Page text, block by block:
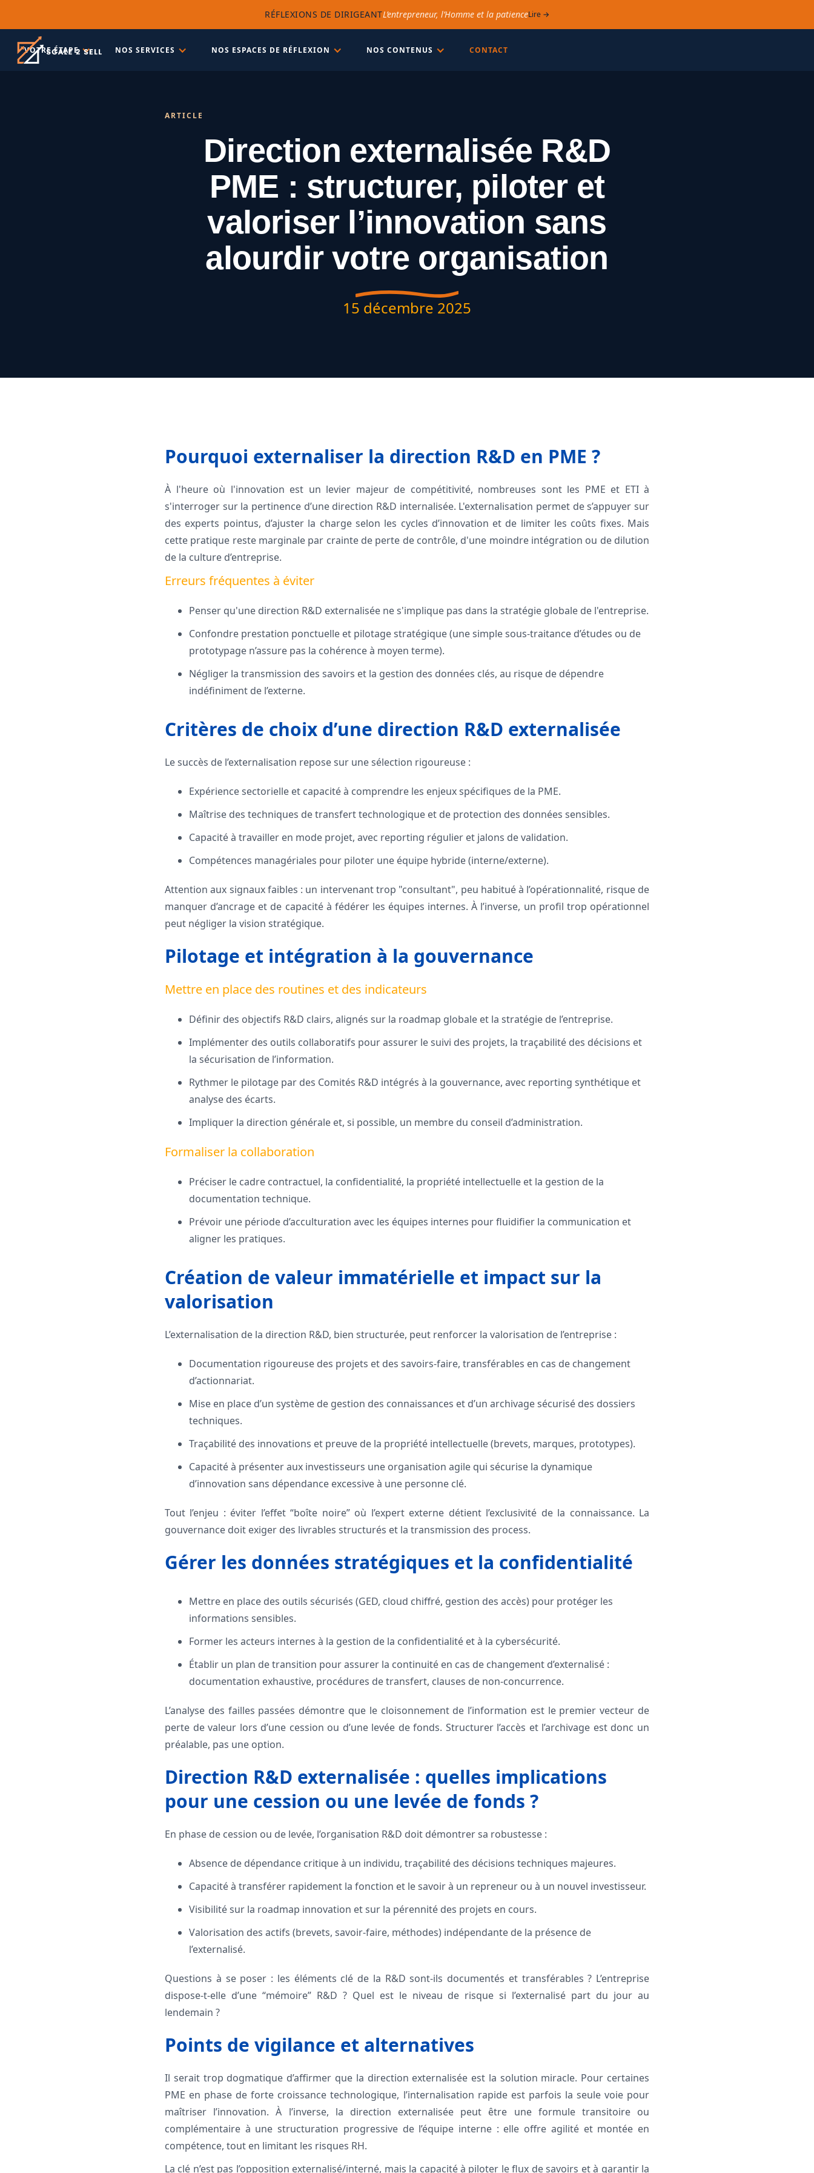
RÉFLEXIONS DE DIRIGEANTL’entrepreneur, l’Homme et la patienceLire →
VOTRE ÉTAPE NOS SERVICES NOS ESPACES DE RÉFLEXION NOS CONTENUS CONTACT
ARTICLE
Direction externalisée R&D
PME : structurer, piloter et
valoriser l’innovation sans
alourdir votre organisation
15 décembre 2025
Pourquoi externaliser la direction R&D en PME ?
À l'heure où l'innovation est un levier majeur de compétitivité, nombreuses sont les PME et ETI à
s'interroger sur la pertinence d’une direction R&D internalisée. L'externalisation permet de s’appuyer sur
des experts pointus, d’ajuster la charge selon les cycles d’innovation et de limiter les coûts fixes. Mais
cette pratique reste marginale par crainte de perte de contrôle, d'une moindre intégration ou de dilution
de la culture d’entreprise.
Erreurs fréquentes à éviter
Penser qu'une direction R&D externalisée ne s'implique pas dans la stratégie globale de l'entreprise.
Confondre prestation ponctuelle et pilotage stratégique (une simple sous-traitance d’études ou de
prototypage n’assure pas la cohérence à moyen terme).
Négliger la transmission des savoirs et la gestion des données clés, au risque de dépendre
indéfiniment de l’externe.
Critères de choix d’une direction R&D externalisée
Le succès de l’externalisation repose sur une sélection rigoureuse :
Expérience sectorielle et capacité à comprendre les enjeux spécifiques de la PME.
Maîtrise des techniques de transfert technologique et de protection des données sensibles.
Capacité à travailler en mode projet, avec reporting régulier et jalons de validation.
Compétences managériales pour piloter une équipe hybride (interne/externe).
Attention aux signaux faibles : un intervenant trop "consultant", peu habitué à l’opérationnalité, risque de
manquer d’ancrage et de capacité à fédérer les équipes internes. À l’inverse, un profil trop opérationnel
peut négliger la vision stratégique.
Pilotage et intégration à la gouvernance
Mettre en place des routines et des indicateurs
Définir des objectifs R&D clairs, alignés sur la roadmap globale et la stratégie de l’entreprise.
Implémenter des outils collaboratifs pour assurer le suivi des projets, la traçabilité des décisions et
la sécurisation de l’information.
Rythmer le pilotage par des Comités R&D intégrés à la gouvernance, avec reporting synthétique et
analyse des écarts.
Impliquer la direction générale et, si possible, un membre du conseil d’administration.
Formaliser la collaboration
Préciser le cadre contractuel, la confidentialité, la propriété intellectuelle et la gestion de la
documentation technique.
Prévoir une période d’acculturation avec les équipes internes pour fluidifier la communication et
aligner les pratiques.
Création de valeur immatérielle et impact sur la
valorisation
L’externalisation de la direction R&D, bien structurée, peut renforcer la valorisation de l’entreprise :
Documentation rigoureuse des projets et des savoirs-faire, transférables en cas de changement
d’actionnariat.
Mise en place d’un système de gestion des connaissances et d’un archivage sécurisé des dossiers
techniques.
Traçabilité des innovations et preuve de la propriété intellectuelle (brevets, marques, prototypes).
Capacité à présenter aux investisseurs une organisation agile qui sécurise la dynamique
d’innovation sans dépendance excessive à une personne clé.
Tout l’enjeu : éviter l’effet “boîte noire” où l’expert externe détient l’exclusivité de la connaissance. La
gouvernance doit exiger des livrables structurés et la transmission des process.
Gérer les données stratégiques et la confidentialité
Mettre en place des outils sécurisés (GED, cloud chiffré, gestion des accès) pour protéger les
informations sensibles.
Former les acteurs internes à la gestion de la confidentialité et à la cybersécurité.
Établir un plan de transition pour assurer la continuité en cas de changement d’externalisé :
documentation exhaustive, procédures de transfert, clauses de non-concurrence.
L’analyse des failles passées démontre que le cloisonnement de l’information est le premier vecteur de
perte de valeur lors d’une cession ou d’une levée de fonds. Structurer l’accès et l’archivage est donc un
préalable, pas une option.
Direction R&D externalisée : quelles implications
pour une cession ou une levée de fonds ?
En phase de cession ou de levée, l’organisation R&D doit démontrer sa robustesse :
Absence de dépendance critique à un individu, traçabilité des décisions techniques majeures.
Capacité à transférer rapidement la fonction et le savoir à un repreneur ou à un nouvel investisseur.
Visibilité sur la roadmap innovation et sur la pérennité des projets en cours.
Valorisation des actifs (brevets, savoir-faire, méthodes) indépendante de la présence de
l’externalisé.
Questions à se poser : les éléments clé de la R&D sont-ils documentés et transférables ? L’entreprise
dispose-t-elle d’une “mémoire” R&D ? Quel est le niveau de risque si l’externalisé part du jour au
lendemain ?
Points de vigilance et alternatives
Il serait trop dogmatique d’affirmer que la direction externalisée est la solution miracle. Pour certaines
PME en phase de forte croissance technologique, l’internalisation rapide est parfois la seule voie pour
maîtriser l’innovation. À l’inverse, la direction externalisée peut être une formule transitoire ou
complémentaire à une structuration progressive de l’équipe interne : elle offre agilité et montée en
compétence, tout en limitant les risques RH.
La clé n’est pas l’opposition externalisé/interné, mais la capacité à piloter le flux de savoirs et à garantir la